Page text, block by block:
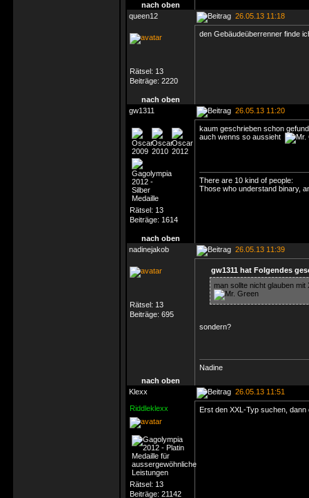
nach oben
queen12
26.05.13 11:18
Rätsel: 13
Beiträge: 2220
den Gebäudeüberrenner finde
nach oben
gw1311
26.05.13 11:20
Rätsel: 13
Beiträge: 1614
kaum geschrieben schon
auch wenns so aussieht
There are 10 kind of people:
Those who understand binary,
nach oben
nadinejakob
26.05.13 11:39
Rätsel: 13
Beiträge: 695
gw1311 hat Folgendes
man sollte nicht glauben
sondern?
Nadine
nach oben
Klexx
26.05.13 11:51
Riddleklexx
Rätsel: 13
Beiträge: 21142
Erst den XXL-Typ suchen,